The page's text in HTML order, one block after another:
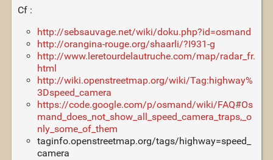
Cf :
http://sebsauvage.net/wiki/doku.php?id=osmand
http://orangina-rouge.org/shaarli/?I931-g
http://www.leretourdelautruche.com/map/radar_fr.
html
http://wiki.openstreetmap.org/wiki/Tag:highway%
3Dspeed_camera
https://code.google.com/p/osmand/wiki/FAQ#Os
mand_does_not_show_all_speed_camera_traps,_o
nly_some_of_them
taginfo.openstreetmap.org/tags/highway=speed_
camera